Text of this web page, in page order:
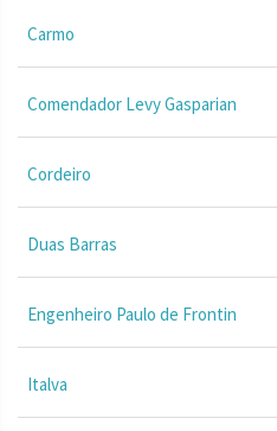
Carmo
Comendador Levy Gasparian
Cordeiro
Duas Barras
Engenheiro Paulo de Frontin
Italva